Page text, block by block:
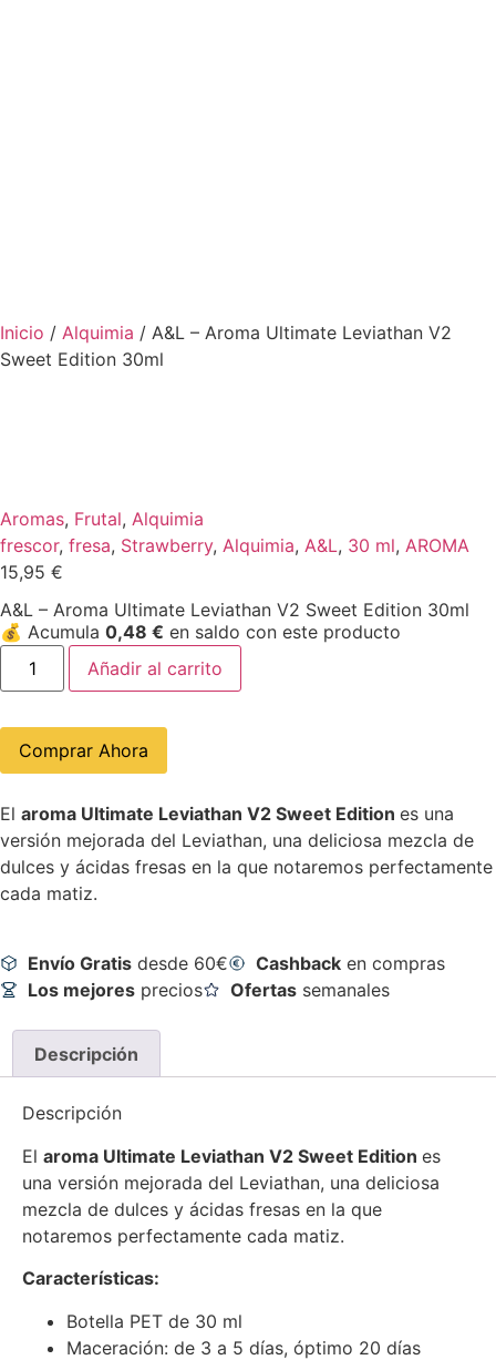
Inicio / Alquimia / A&L – Aroma Ultimate Leviathan V2
Sweet Edition 30ml
Aromas, Frutal, Alquimia
frescor, fresa, Strawberry, Alquimia, A&L, 30 ml, AROMA
15,95 €
A&L – Aroma Ultimate Leviathan V2 Sweet Edition 30ml
💰 Acumula 0,48 € en saldo con este producto
Añadir al carrito
Comprar Ahora
El aroma Ultimate Leviathan V2 Sweet Edition es una
versión mejorada del Leviathan, una deliciosa mezcla de
dulces y ácidas fresas en la que notaremos perfectamente
cada matiz.
Envío Gratis desde 60€ Cashback en compras
Los mejores precios Ofertas semanales
Descripción
Descripción
El aroma Ultimate Leviathan V2 Sweet Edition es
una versión mejorada del Leviathan, una deliciosa
mezcla de dulces y ácidas fresas en la que
notaremos perfectamente cada matiz.
Características:
Botella PET de 30 ml
Maceración: de 3 a 5 días, óptimo 20 días